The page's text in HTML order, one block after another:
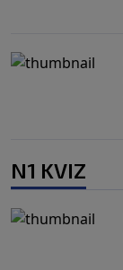
N1 KVIZ